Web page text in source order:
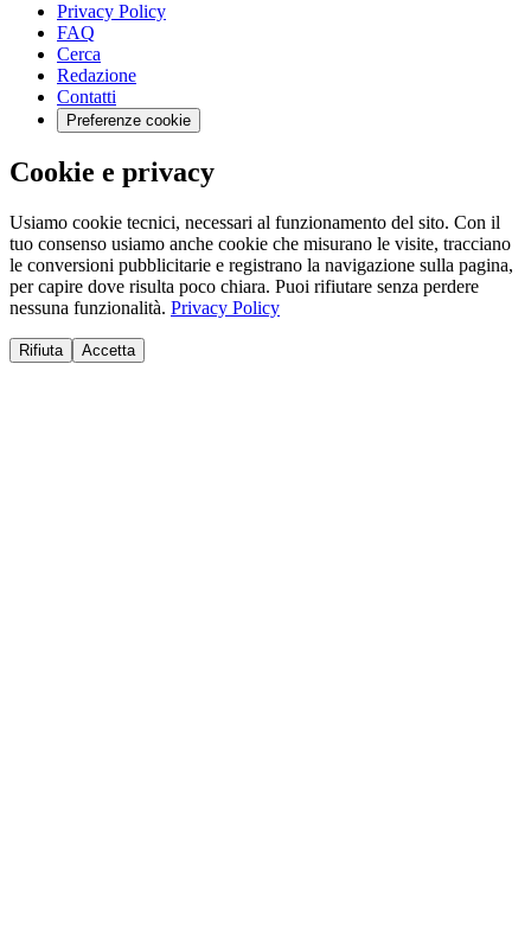
Privacy Policy
FAQ
Cerca
Redazione
Contatti
Preferenze cookie
Cookie e privacy
Usiamo cookie tecnici, necessari al funzionamento del sito. Con il
tuo consenso usiamo anche cookie che misurano le visite, tracciano
le conversioni pubblicitarie e registrano la navigazione sulla pagina,
per capire dove risulta poco chiara. Puoi rifiutare senza perdere
nessuna funzionalità. Privacy Policy
Rifiuta Accetta